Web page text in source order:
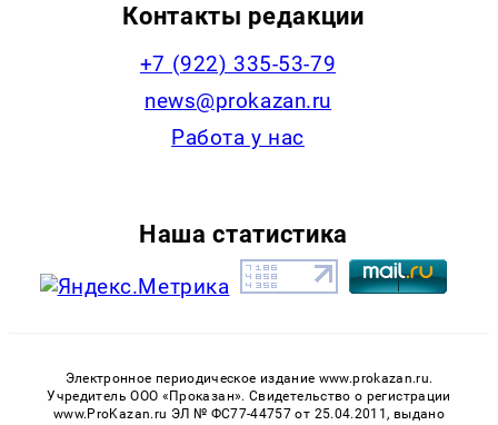
Контакты редакции
+7 (922) 335-53-79
news@prokazan.ru
Работа у нас
Наша статистика
Электронное периодическое издание www.prokazan.ru.
Учредитель ООО «Проказан». Cвидетельство о регистрации
www.ProKazan.ru ЭЛ № ФС77-44757 от 25.04.2011, выдано